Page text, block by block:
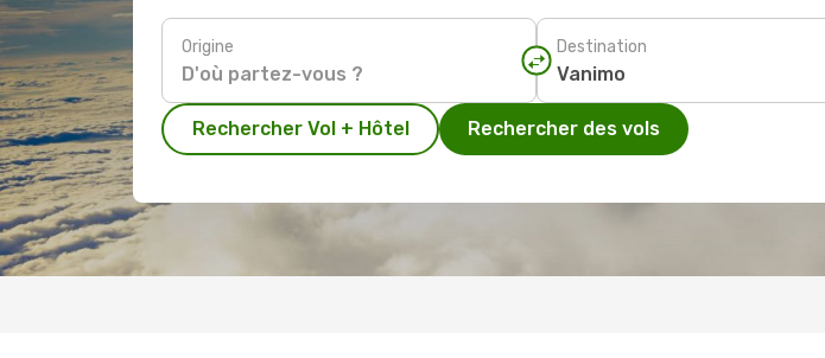
Origine Destination
Rechercher Vol + Hôtel Rechercher des vols